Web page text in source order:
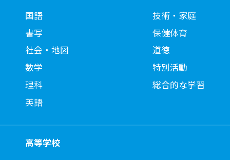
国語
書写
社会・地図
数学
理科
英語
技術・家庭
保健体育
道徳
特別活動
総合的な学習
高等学校